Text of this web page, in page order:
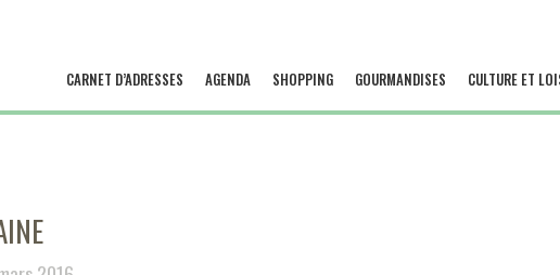
CARNET D’ADRESSES AGENDA SHOPPING GOURMANDISES CULTURE ET